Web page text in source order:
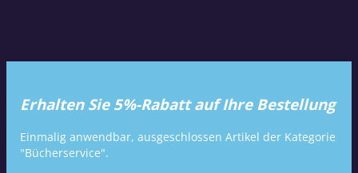
Erhalten Sie 5%-Rabatt auf Ihre Bestellung
Einmalig anwendbar, ausgeschlossen Artikel der Kategorie
"Bücherservice".